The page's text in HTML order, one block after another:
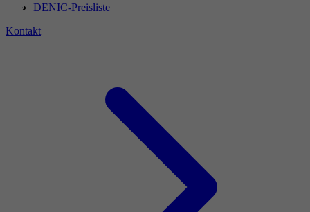
DENIC-Preisliste
Kontakt